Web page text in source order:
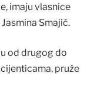
imaju vlasnice
Smajić.
od drugog do
pruže